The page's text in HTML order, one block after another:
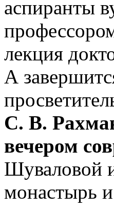
аспиранты
лекция
А
С. В.
вечером
Шуваловой
монастырь